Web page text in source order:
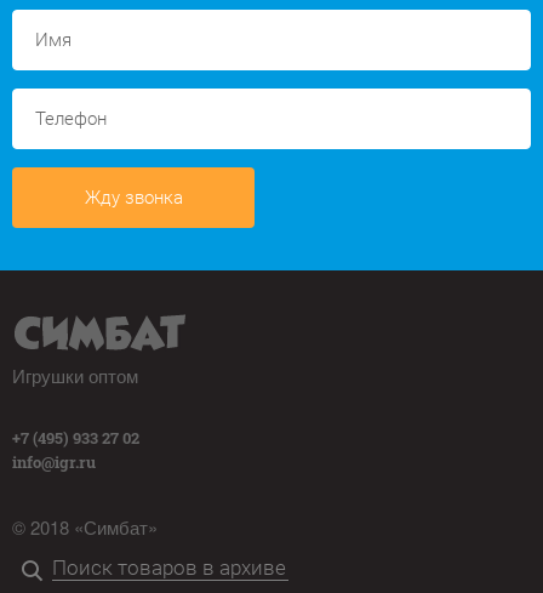
Жду звонка
Игрушки оптом
+7 (495) 933 27 02
info@igr.ru
© 2018 «Симбат»